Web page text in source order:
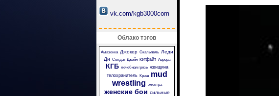
vk.com/kgb3000com
Облако тэгов
Амазонка Джокер Скальпель
Леди
Ди Солдат Джейн кэтфайт Аврора
КГБ лечебная грязь женщина
телохранитель
Крэш
mud
wrestling электра
женские бои сильные